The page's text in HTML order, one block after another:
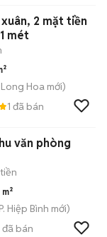
2 mặt tiền
mét
Long Hoa mới)
1 đã bán
văn phòng
P. Hiệp Bình mới)
đã bán